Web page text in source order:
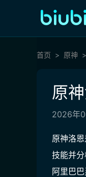
首页 原神
原
2026年
原神洛
技能并
阿里巴